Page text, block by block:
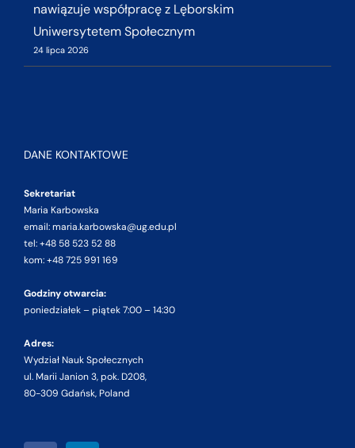
nawiązuje współpracę z Lęborskim
Uniwersytetem Społecznym
24 lipca 2026
DANE KONTAKTOWE
Sekretariat
Maria Karbowska
email: maria.karbowska@ug.edu.pl
tel: +48 58 523 52 88
kom: +48 725 991 169
Godziny otwarcia:
poniedziałek – piątek 7:00 – 14:30
Adres:
Wydział Nauk Społecznych
ul. Marii Janion 3, pok. D208,
80-309 Gdańsk, Poland